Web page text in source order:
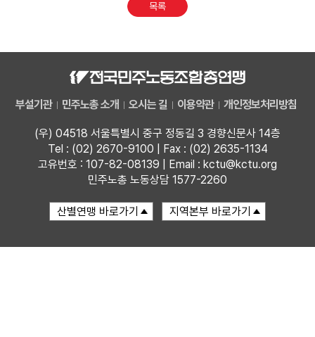
목록
부설기관 민주노총 소개 오시는 길 이용약관 개인정보처리방침
(우) 04518 서울특별시 중구 정동길 3 경향신문사 14층
Tel : (02) 2670-9100 | Fax : (02) 2635-1134
고유번호 : 107-82-08139 | Email : kctu@kctu.org
민주노총 노동상담 1577-2260